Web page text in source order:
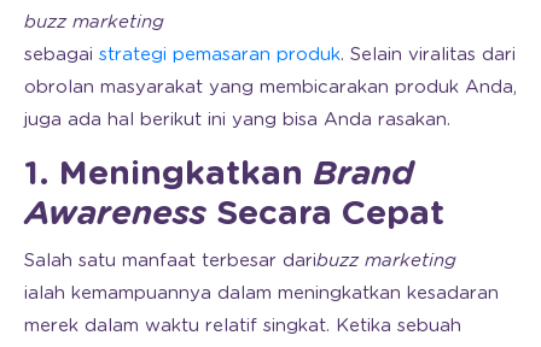
buzz marketing
sebagai strategi pemasaran produk. Selain viralitas dari
obrolan masyarakat yang membicarakan produk Anda,
juga ada hal berikut ini yang bisa Anda rasakan.
1. Meningkatkan Brand
Awareness Secara Cepat
Salah satu manfaat terbesar daribuzz marketing
ialah kemampuannya dalam meningkatkan kesadaran
merek dalam waktu relatif singkat. Ketika sebuah